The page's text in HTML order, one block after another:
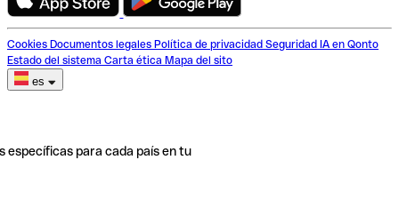
Cookies Documentos legales Política de privacidad Seguridad IA en Qonto
Estado del sistema Carta ética Mapa del sito
es
específicas para cada país en tu